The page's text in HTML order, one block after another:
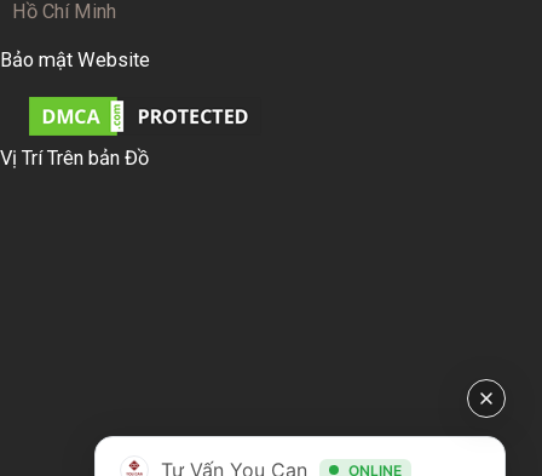
Hồ Chí Minh
Bảo mật Website
Vị Trí Trên bản Đồ
Tư Vấn You Can ONLINE